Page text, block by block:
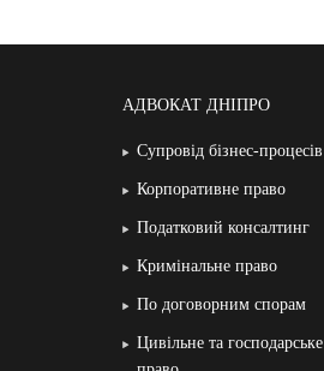
АДВОКАТ ДНІПРО
Супровід бізнес-процесів
Корпоративне право
Податковий консалтинг
Кримінальне право
По договорним спорам
Цивільне та господарське